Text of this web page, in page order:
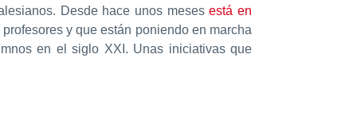
Desde hace unos mesesestá en
y que están poniendo en marcha
en el siglo XXI. Unas iniciativas que